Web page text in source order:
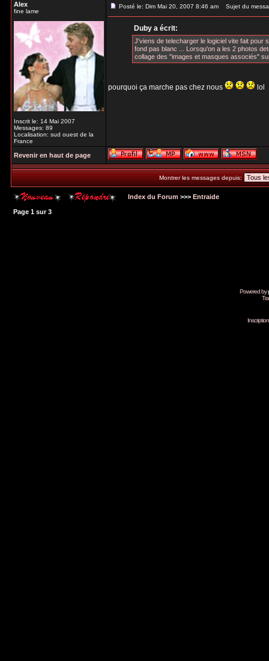
Alex
fine lame
Inscrit le: 14 Mai 2007
Messages: 89
Localisation: sud ouest de la
France
Posté le: Dim Mai 20, 2007 8:46 am Sujet du
Duby a écrit:
J'viens de telecharger le logiciel vite fait pour
fond pas blanc ... Lorsqu'on a les 2 photos
collage des "images et masques associés"
pourquoi ça marche pas chez nous lol
Revenir en haut de page
Montrer les messages depuis:
Index du Forum >>> Entraide
Page 1 sur3
Powered by